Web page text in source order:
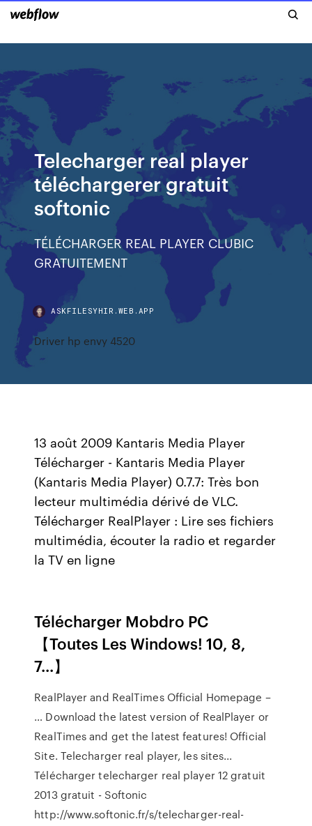
Telecharger real player
téléchargerer gratuit
softonic
TÉLÉCHARGER REAL PLAYER CLUBIC
GRATUITEMENT
ASKFILESYHIR.WEB.APP
Driver hp envy 4520
13 août 2009 Kantaris Media Player
Télécharger - Kantaris Media Player
(Kantaris Media Player) 0.7.7: Très bon
lecteur multimédia dérivé de VLC.
Télécharger RealPlayer : Lire ses fichiers
multimédia, écouter la radio et regarder
la TV en ligne
Télécharger Mobdro PC ️
【Toutes Les Windows! 10, 8,
7...】
RealPlayer and RealTimes Official Homepage –
… Download the latest version of RealPlayer or
RealTimes and get the latest features! Official
Site. Telecharger real player, les sites...
Télécharger telecharger real player 12 gratuit
2013 gratuit - Softonic
http://www.softonic.fr/s/telecharger-real-